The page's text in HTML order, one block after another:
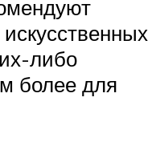
либо
более для